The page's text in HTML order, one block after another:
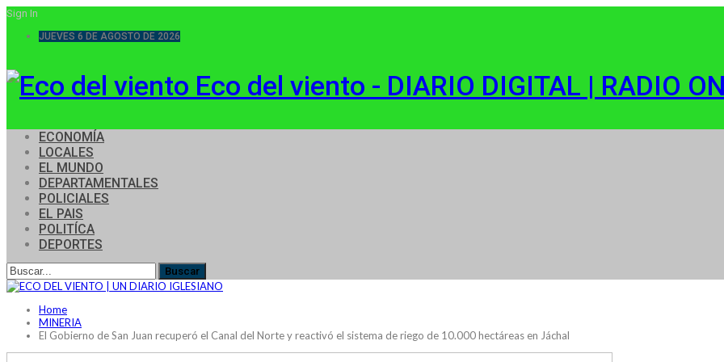
Sign In
JUEVES 6 DE AGOSTO DE 2026
Eco del viento - DIARIO DIGITAL | RADIO
ECONOMÍA
LOCALES
EL MUNDO
DEPARTAMENTALES
POLICIALES
EL PAIS
POLITÍCA
DEPORTES
Home
MINERIA
El Gobierno de San Juan recuperó el Canal del Norte y reactivó el sistema de riego de 10.000 hectáreas en Jáchal